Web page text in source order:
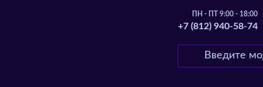
ПН - ПТ 9:00 - 18:00
+7 (812) 940-58-74